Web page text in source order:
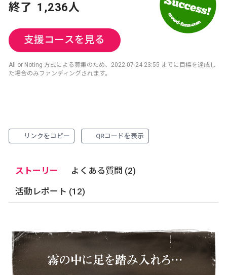
終了 1,236人
支援コースを見る
All or Noting 方式による募集のため、2022-07-24 23:55 までに目標を達成し
た場合のみファンディングされます。
リンクをコピー QRコードを表示
ストーリー よくある質問 (2)
活動レポート (12)